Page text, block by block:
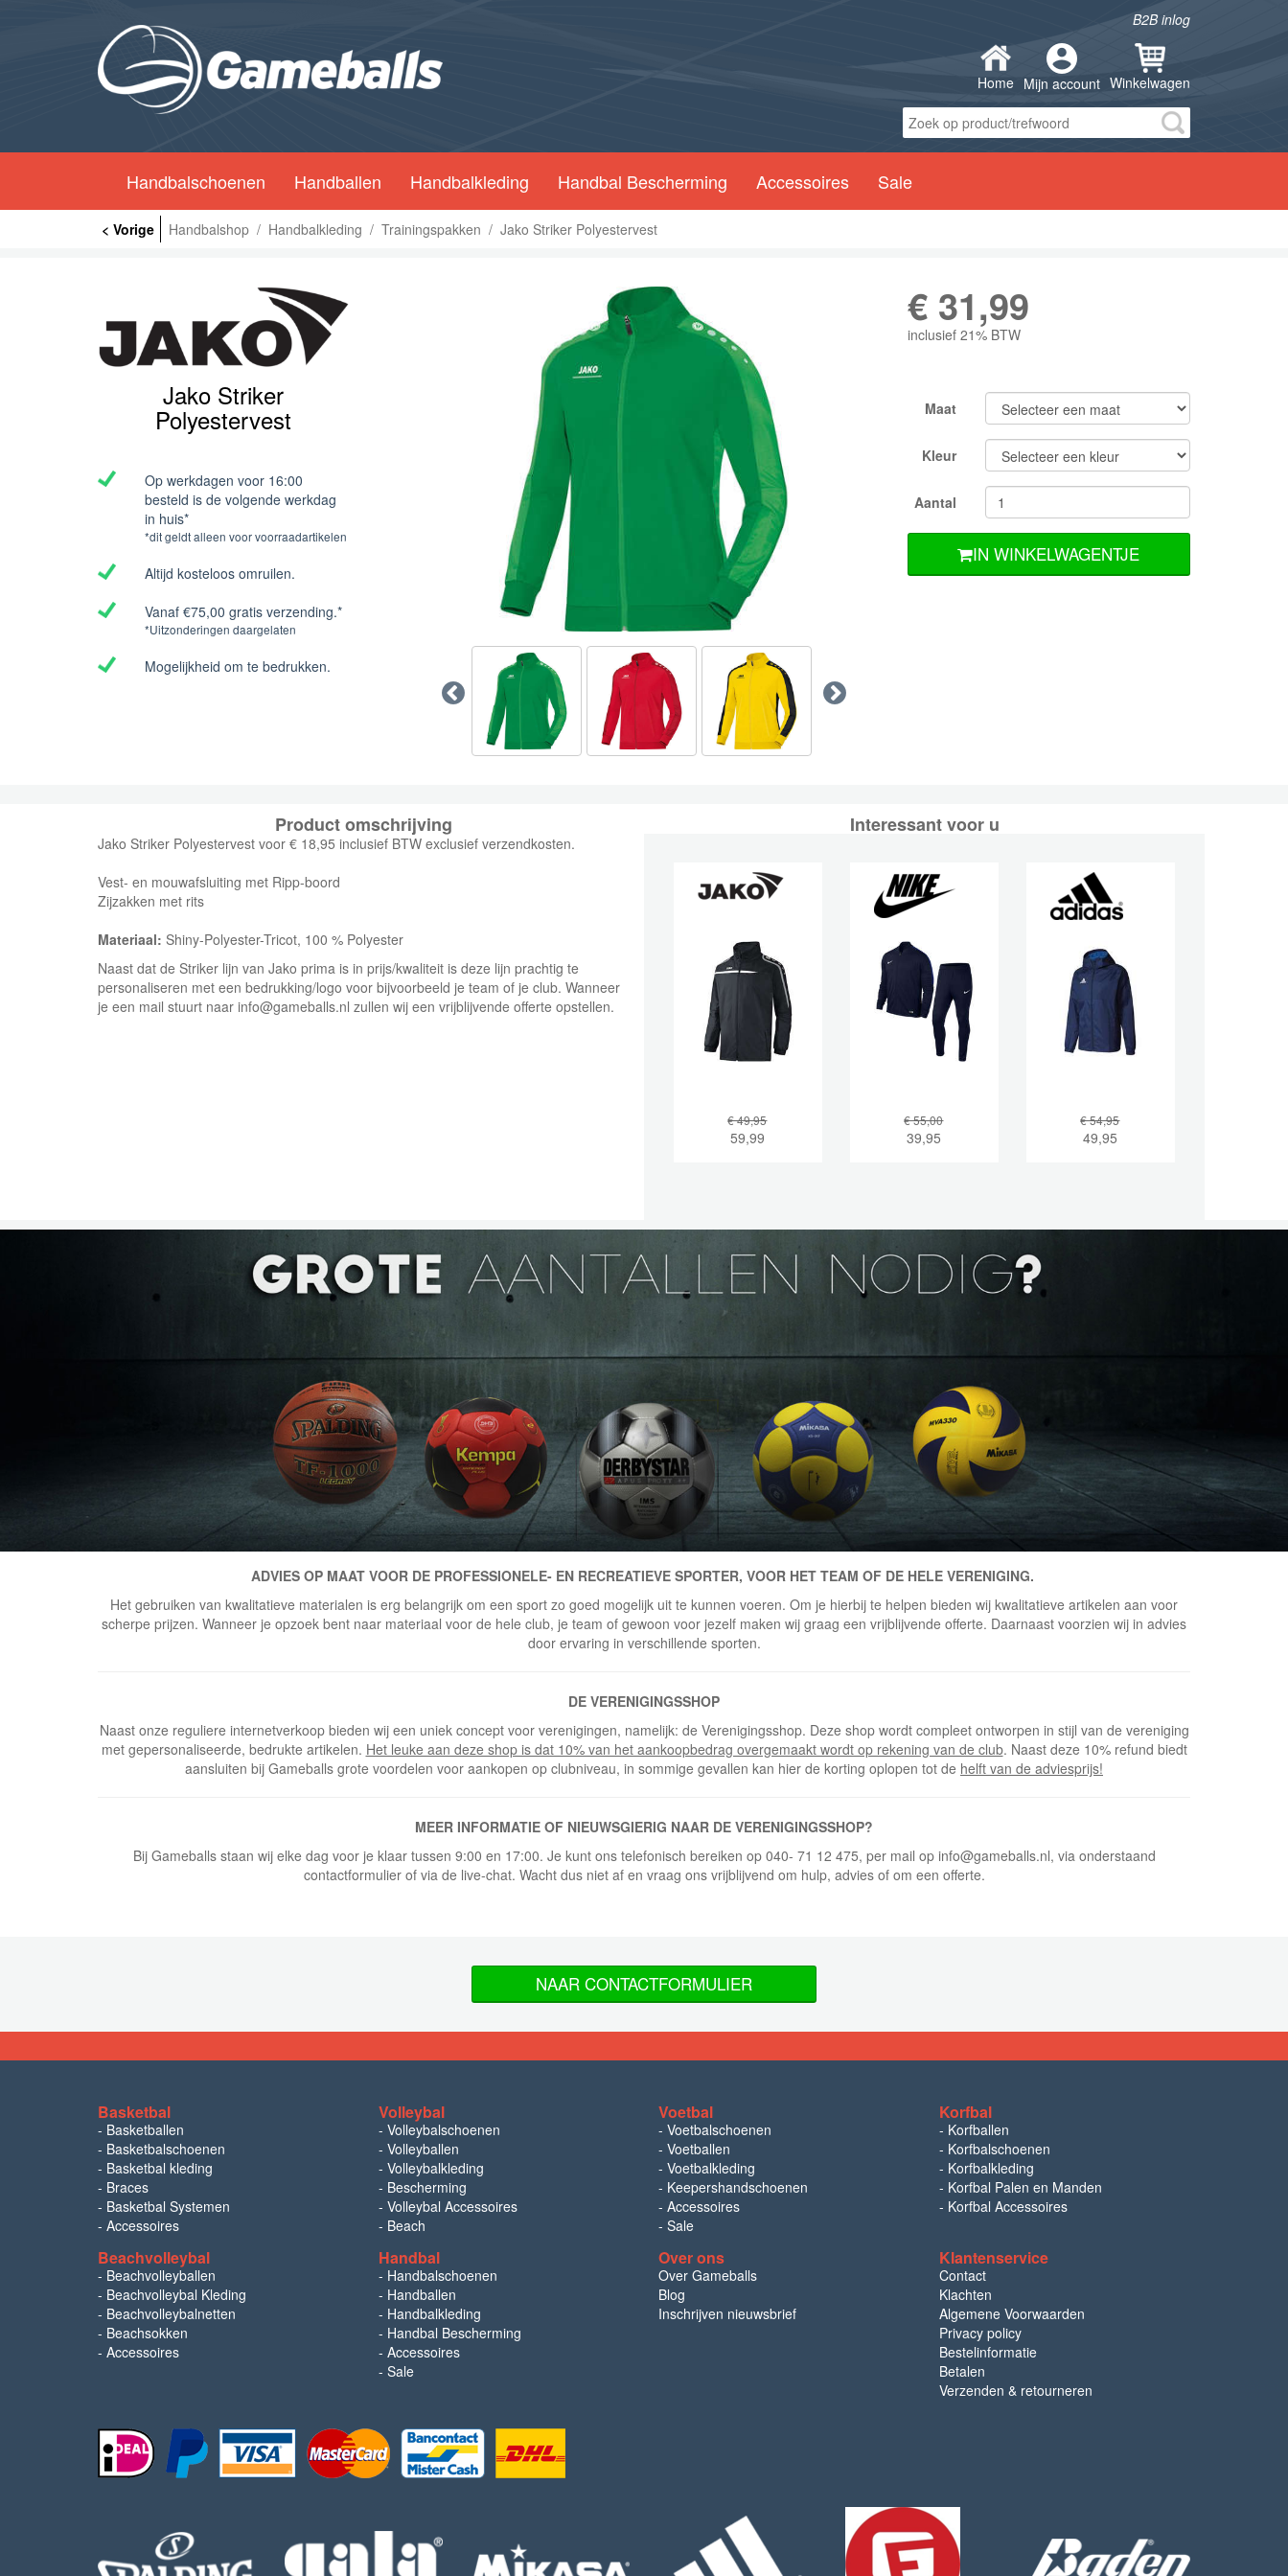
B2B inlog
Home Mijn account Winkelwagen
Handbalschoenen Handballen Handbalkleding Handbal Bescherming Accessoires Sale
< Vorige Handbalshop / Handbalkleding / Trainingspakken / Jako Striker Polyestervest
Jako Striker
Polyestervest
Op werkdagen voor 16:00
besteld is de volgende werkdag
in huis*
*dit geldt alleen voor voorraadartikelen
Altijd kosteloos omruilen.
Vanaf €75,00 gratis verzending.*
*Uitzonderingen daargelaten
Mogelijkheid om te bedrukken.
€ 31,99
inclusief 21% BTW
Maat
Kleur
Aantal
IN WINKELWAGENTJE
Product omschrijving
Jako Striker Polyestervest voor € 18,95 inclusief BTW exclusief verzendkosten.
Vest- en mouwafsluiting met Ripp-boord
Zijzakken met rits
Materiaal: Shiny-Polyester-Tricot, 100 % Polyester
Naast dat de Striker lijn van Jako prima is in prijs/kwaliteit is deze lijn prachtig te
personaliseren met een bedrukking/logo voor bijvoorbeeld je team of je club. Wanneer
je een mail stuurt naar info@gameballs.nl zullen wij een vrijblijvende offerte opstellen.
Interessant voor u
€ 49,95
59,99
€ 55,00
39,95
€ 54,95
49,95
ADVIES OP MAAT VOOR DE PROFESSIONELE- EN RECREATIEVE SPORTER, VOOR HET TEAM OF DE HELE VERENIGING.
Het gebruiken van kwalitatieve materialen is erg belangrijk om een sport zo goed mogelijk uit te kunnen voeren. Om je hierbij te helpen bieden wij kwalitatieve artikelen aan voor
scherpe prijzen. Wanneer je opzoek bent naar materiaal voor de hele club, je team of gewoon voor jezelf maken wij graag een vrijblijvende offerte. Daarnaast voorzien wij in advies
door ervaring in verschillende sporten.
DE VERENIGINGSSHOP
Naast onze reguliere internetverkoop bieden wij een uniek concept voor verenigingen, namelijk: de Verenigingsshop. Deze shop wordt compleet ontworpen in stijl van de vereniging
met gepersonaliseerde, bedrukte artikelen. Het leuke aan deze shop is dat 10% van het aankoopbedrag overgemaakt wordt op rekening van de club. Naast deze 10% refund biedt
aansluiten bij Gameballs grote voordelen voor aankopen op clubniveau, in sommige gevallen kan hier de korting oplopen tot de helft van de adviesprijs!
MEER INFORMATIE OF NIEUWSGIERIG NAAR DE VERENIGINGSSHOP?
Bij Gameballs staan wij elke dag voor je klaar tussen 9:00 en 17:00. Je kunt ons telefonisch bereiken op 040- 71 12 475, per mail op info@gameballs.nl, via onderstaand
contactformulier of via de live-chat. Wacht dus niet af en vraag ons vrijblijvend om hulp, advies of om een offerte.
NAAR CONTACTFORMULIER
Basketbal
- Basketballen
- Basketbalschoenen
- Basketbal kleding
- Braces
- Basketbal Systemen
- Accessoires
Volleybal
- Volleybalschoenen
- Volleyballen
- Volleybalkleding
- Bescherming
- Volleybal Accessoires
- Beach
Voetbal
- Voetbalschoenen
- Voetballen
- Voetbalkleding
- Keepershandschoenen
- Accessoires
- Sale
Korfbal
- Korfballen
- Korfbalschoenen
- Korfbalkleding
- Korfbal Palen en Manden
- Korfbal Accessoires
Beachvolleybal
- Beachvolleyballen
- Beachvolleybal Kleding
- Beachvolleybalnetten
- Beachsokken
- Accessoires
Handbal
- Handbalschoenen
- Handballen
- Handbalkleding
- Handbal Bescherming
- Accessoires
- Sale
Over ons
Over Gameballs
Blog
Inschrijven nieuwsbrief
Klantenservice
Contact
Klachten
Algemene Voorwaarden
Privacy policy
Bestelinformatie
Betalen
Verzenden & retourneren